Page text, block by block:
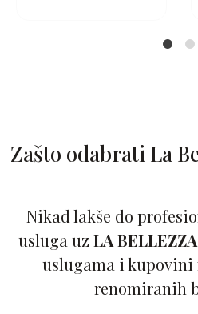
Zašto odabrati La
Nikad lakše do
usluga uz LA
uslugama i kupovini
renomiranih